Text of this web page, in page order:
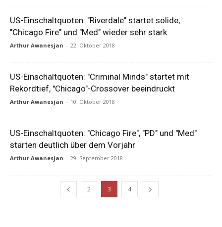
US-Einschaltquoten: "Riverdale" startet solide,
"Chicago Fire" und "Med" wieder sehr stark
Arthur Awanesjan - 22. Oktober 2018
US-Einschaltquoten: "Criminal Minds" startet mit
Rekordtief, "Chicago"-Crossover beeindruckt
Arthur Awanesjan - 10. Oktober 2018
US-Einschaltquoten: "Chicago Fire", "PD" und "Med"
starten deutlich über dem Vorjahr
Arthur Awanesjan - 29. September 2018
2 3 4